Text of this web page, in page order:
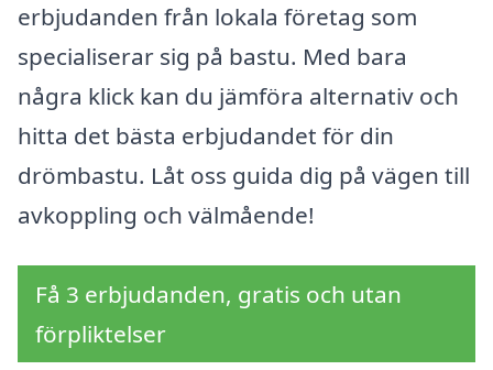
erbjudanden från lokala företag som
specialiserar sig på bastu. Med bara
några klick kan du jämföra alternativ och
hitta det bästa erbjudandet för din
drömbastu. Låt oss guida dig på vägen till
avkoppling och välmående!
Få 3 erbjudanden, gratis och utan
förpliktelser